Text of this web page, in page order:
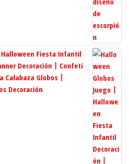
Fiesta Infantil
Decoración丨Confeti
Globos丨
Decoración